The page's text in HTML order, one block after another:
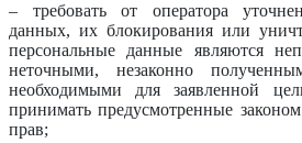
– требовать от оператора
данных, их блокирования или
персональные данные являются
неточными, незаконно
необходимыми для заявленной
принимать предусмотренные
прав;